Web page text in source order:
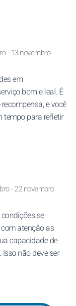
- 13 novembro
em
bom e leal. É
e você
tempo para refletir
- 22 novembro
se
atenção as
capacidade de
não deve ser